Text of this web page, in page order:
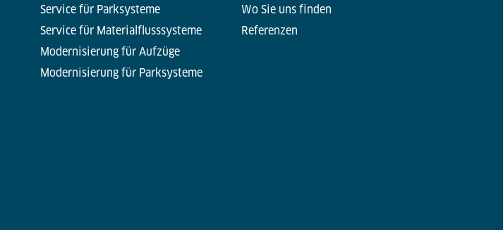
Service für Parksysteme
Service für Materialflusssysteme
Modernisierung für Aufzüge
Modernisierung für Parksysteme
Wo Sie uns finden
Referenzen